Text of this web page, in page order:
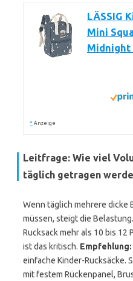
LÄSSIG
Mini
Midnight
* Anzeige
Leitfrage: Wie viel
täglich getragen
Wenn täglich mehrere dicke
müssen, steigt die
Rucksack mehr als 10 bis
ist das kritisch. Empfehlung:
einfache Kinder-Rucksäcke.
mit festem Rückenpanel,